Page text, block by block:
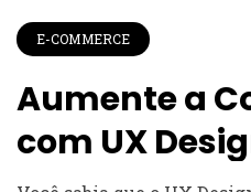
E-COMMERCE
Aumente a
com UX